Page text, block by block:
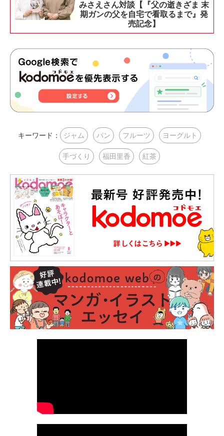
みさえさん対談【『父の逝きざま 末
期ガンの父を自宅で看取るまで』発
売記念】
キーワード： ジャム パン フルーツ ヨーグルト
手づくり 福田里香 紅茶